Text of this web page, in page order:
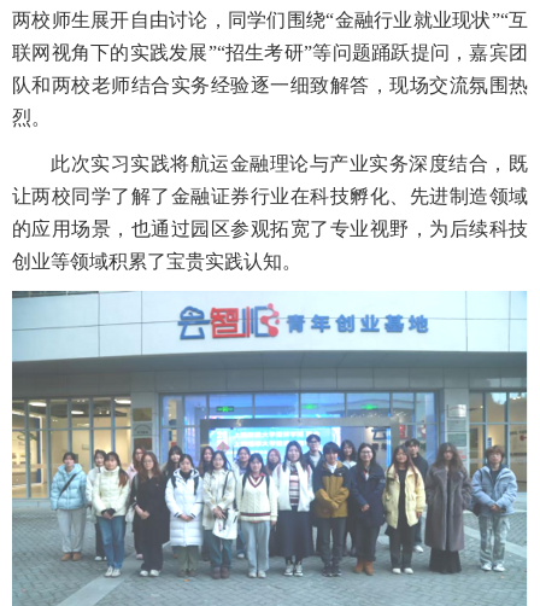
两校师生展开自由讨论，同学们围绕“金融行业就业现状”“互
联网视角下的实践发展”“招生考研”等问题踊跃提问，嘉宾团
队和两校老师结合实务经验逐一细致解答，现场交流氛围热
烈。
此次实习实践将航运金融理论与产业实务深度结合，既
让两校同学了解了金融证券行业在科技孵化、先进制造领域
的应用场景，也通过园区参观拓宽了专业视野，为后续科技
创业等领域积累了宝贵实践认知。